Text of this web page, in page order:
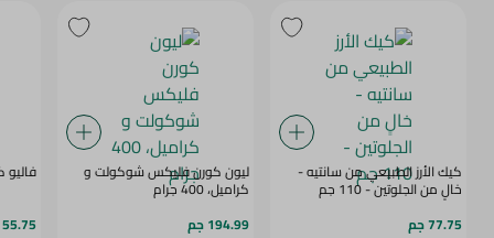
كيك الأرز الطبيعي من سانتيه -
خالٍ من الجلوتين - 110 جم
77.75 جم
ليون كورن فليكس شوكولت و
كراميل، 400 جرام
194.99 جم
فاليو
55.75 جم